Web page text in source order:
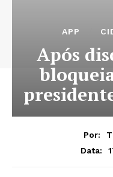
APP
Após
Por:
Data: